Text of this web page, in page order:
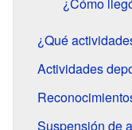
¿Qué
Actividades
Suspensión de